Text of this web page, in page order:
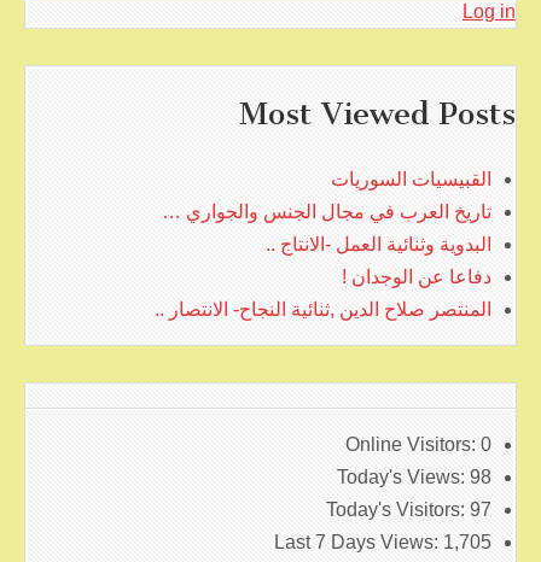
Log in
Most Viewed Posts
القبيسيات السوريات
تاريخ العرب في مجال الجنس والجواري …
البدوية وثنائية العمل -الانتاج ..
دفاعا عن الوجدان !
المنتصر صلاح الدين ,ثنائية النجاح- الانتصار ..
Online Visitors: 0
Today's Views: 98
Today's Visitors: 97
Last 7 Days Views: 1,705